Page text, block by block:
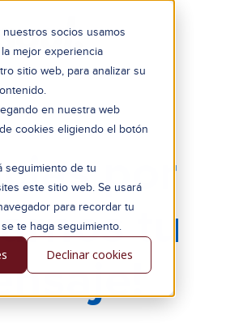
nuestros socios usamos
mejor experiencia
sitio web, para analizar su
en nuestra web
cookies eligiendo el botón
seguimiento de tu
este sitio web. Se usará
para recordar tu
te haga seguimiento.
Declinar cookies
por
tu